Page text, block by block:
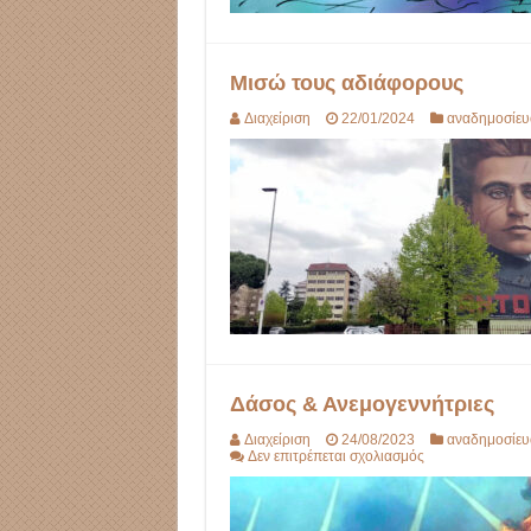
Μισώ τους αδιάφορους
Διαχείριση 22/01/2024
Δάσος & Ανεμογεννήτριες
Διαχείριση 24/08/2023
Δεν επιτρέπεται σχολιασμόςστο
&
Ανεμογεννήτριες